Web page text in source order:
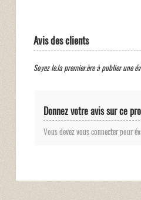
Avis des clients
Soyez le.la premier.ère à publier une
Donnez votre avis sur ce
Vous devez vous connecter pour